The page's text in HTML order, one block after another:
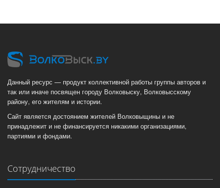
Данный ресурс — продукт коллективной работы группы авторов и
так или иначе посвящен городу Волковыску, Волковысскому
району, его жителям и истории.
Сайт является достоянием жителей Волковыщины и не
принадлежит и не финансируется никакими организациями,
партиями и фондами.
Сотрудничество